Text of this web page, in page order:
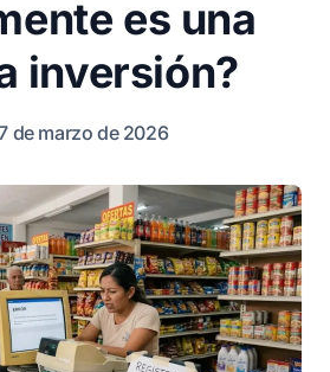
es una
inversión?
de marzo de 2026